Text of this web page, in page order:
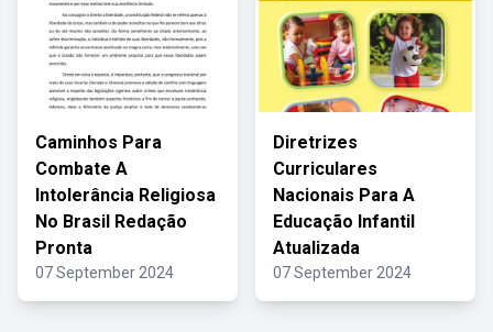
Caminhos Para
Combate A
Intolerância Religiosa
No Brasil Redação
Pronta
07 September 2024
Diretrizes
Curriculares
Nacionais Para A
Educação Infantil
Atualizada
07 September 2024